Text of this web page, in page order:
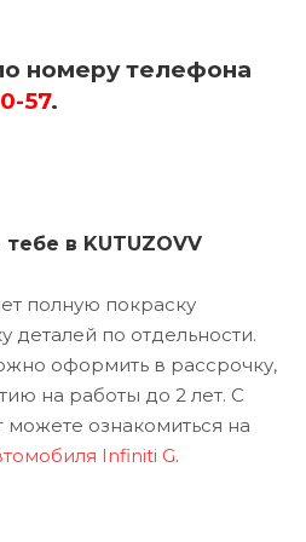
номеру телефона
57.
в KUTUZOVV
полную покраску
деталей по отдельности.
оформить в рассрочку,
на работы до 2 лет. С
ознакомиться на
Infiniti G.